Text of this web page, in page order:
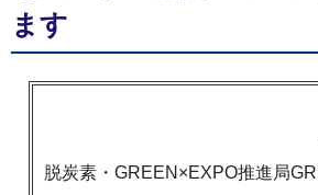
ます
脱炭素・GREEN×EXPO推進局